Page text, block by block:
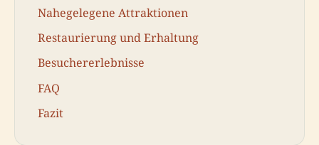
Nahegelegene Attraktionen
Restaurierung und Erhaltung
Besuchererlebnisse
FAQ
Fazit